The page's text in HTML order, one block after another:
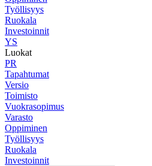
Työllisyys
Ruokala
Investoinnit
YS
Luokat
PR
Tapahtumat
Versio
Toimisto
Vuokrasopimus
Varasto
Oppiminen
Työllisyys
Ruokala
Investoinnit